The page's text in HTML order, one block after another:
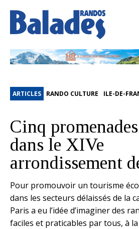
ARTICLES RANDO CULTURE ILE-DE-
Cinq
dans le XIVe
arrondissement
Pour promouvoir un tourisme
dans les secteurs délaissés de la
Paris a eu l’idée d’imaginer des
faciles et praticables par tous, à la